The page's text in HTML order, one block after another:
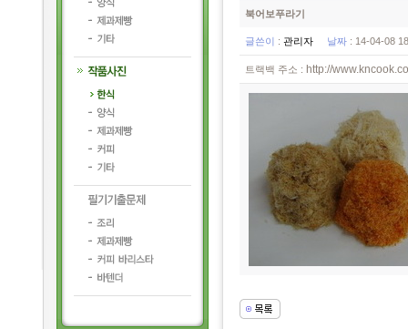
북어보푸라기
글쓴이 : 관리자 날짜: 14-04-08
트랙백 주소 : http://